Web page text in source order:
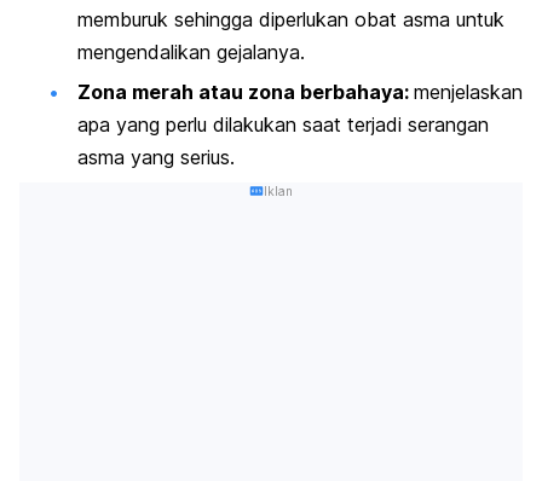
memburuk sehingga diperlukan obat asma untuk
mengendalikan gejalanya.
Zona merah atau zona berbahaya: menjelaskan
apa yang perlu dilakukan saat terjadi serangan
asma yang serius.
Iklan